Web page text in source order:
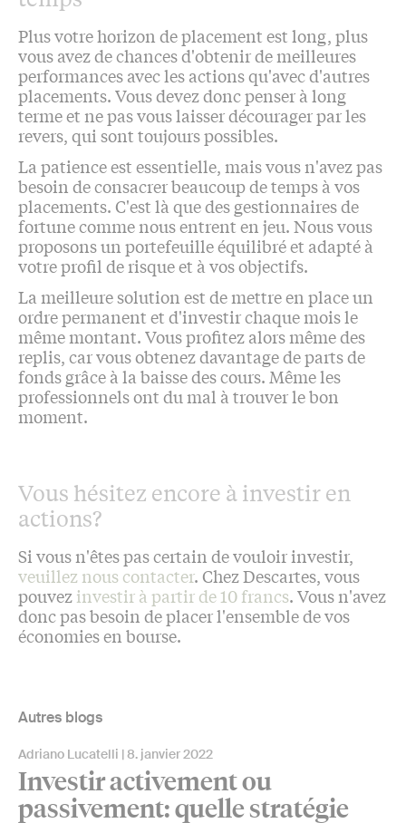
Plus votre horizon de placement est long, plus
vous avez de chances d'obtenir de meilleures
performances avec les actions qu'avec d'autres
placements. Vous devez donc penser à long
terme et ne pas vous laisser décourager par les
revers, qui sont toujours possibles.
La patience est essentielle, mais vous n'avez pas
besoin de consacrer beaucoup de temps à vos
placements. C'est là que des gestionnaires de
fortune comme nous entrent en jeu. Nous vous
proposons un portefeuille équilibré et adapté à
votre profil de risque et à vos objectifs.
La meilleure solution est de mettre en place un
ordre permanent et d'investir chaque mois le
même montant. Vous profitez alors même des
replis, car vous obtenez davantage de parts de
fonds grâce à la baisse des cours. Même les
professionnels ont du mal à trouver le bon
moment.
Vous hésitez encore à investir en
actions?
Si vous n'êtes pas certain de vouloir investir,
veuillez nous contacter. Chez Descartes, vous
pouvezinvestir à partir de 10 francs. Vous n'avez
donc pas besoin de placer l'ensemble de vos
économies en bourse.
Autres blogs
Adriano Lucatelli 8. janvier 2022
Investir activement ou
passivement: quelle stratégie